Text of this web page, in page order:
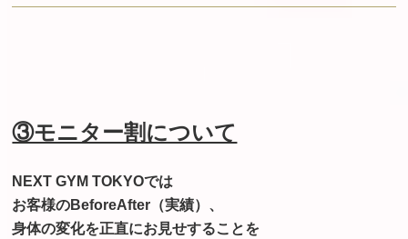
③モニター割について
NEXT GYM TOKYOでは
お客様のBeforeAfter（実績）、
身体の変化を正直にお見せすることを